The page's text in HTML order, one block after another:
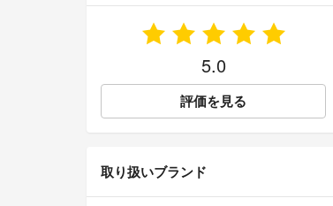
5.0
評価を見る
取り扱いブランド